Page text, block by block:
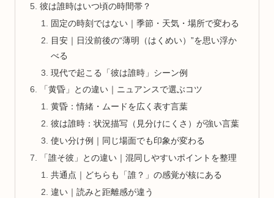
彼は誰時はいつ頃の時間帯？
固定の時刻ではない｜季節・天気・場所で変わる
目安｜日没前後の“薄明（はくめい）”を思い浮か
べる
現代で起こる「彼は誰時」シーン例
「黄昏」との違い｜ニュアンスで選ぶコツ
黄昏：情緒・ムードを広く表す言葉
彼は誰時：状況描写（見分けにくさ）が強い言葉
使い分け例｜同じ場面でも印象が変わる
「誰そ彼」との違い｜混同しやすいポイントを整理
共通点｜どちらも「誰？」の感覚が核にある
違い｜読みと距離感が違う